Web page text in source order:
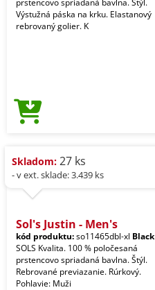
Výstužná páska na krku. Elastanový
rebrovaný golier. K
Skladom: 27 ks
- v ext. sklade: 3.439 ks
Sol's Justin - Men's
kód produktu:so11465dbl-xl Black
SOLS Kvalita. 100 % poločesaná
prstencovo spriadaná bavlna. Štýl.
Rebrované previazanie. Rúrkový.
Pohlavie: Muži